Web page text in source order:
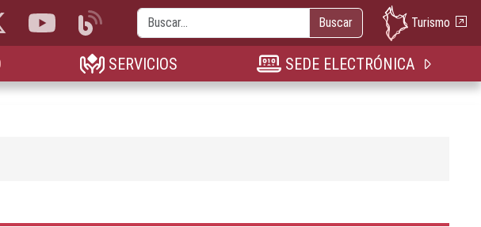
pestaña
en nueva pestaña
antes Twitter, abre en nueva pestaña
YouTube, abre en nueva pestaña
Blog, abre en nueva pestaña
Buscar Buscar Turismo
SERVICIOS SEDE ELECTRÓNICA